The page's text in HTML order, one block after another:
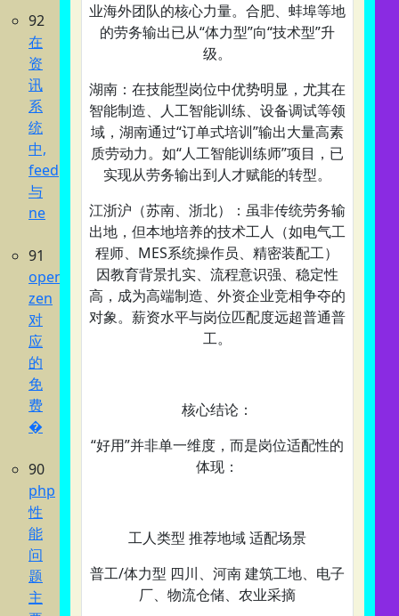
92
在
资
讯
系
统
中,
feed
与
ne
91
opencode
zen
对
应
的
免
费
�
90
php
性
能
问
题
主
业海外团队的核心力量。合肥、蚌埠等地
的劳务输出已从“体力型”向“技术型”升
级。
湖南‌：在技能型岗位中优势明显，尤其在
智能制造、人工智能训练、设备调试等领
域，湖南通过“订单式培训”输出大量高素
质劳动力。如“人工智能训练师”项目，已
实现从劳务输出到人才赋能的转型。
江浙沪（苏南、浙北）‌：虽非传统劳务输
出地，但本地培养的‌技术工人‌（如电气工
程师、MES系统操作员、精密装配工）
因教育背景扎实、流程意识强、稳定性
高，成为高端制造、外资企业竞相争夺的
对象。薪资水平与岗位匹配度远超普通普
工。
核心结论：‌
“好用”并非单一维度，而是‌岗位适配性‌的
体现：
工人类型 推荐地域 适配场景
普工/体力型‌ 四川、河南 建筑工地、电子
厂、物流仓储、农业采摘